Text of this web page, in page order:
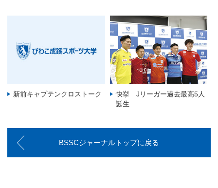
新前キャプテンクロストーク
快挙 Jリーガー過去最高5人
誕生
BSSCジャーナルトップに戻る